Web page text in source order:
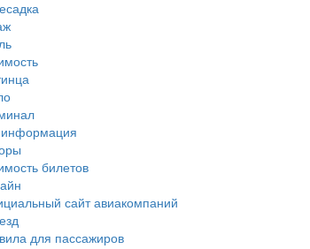
билетов
сайт авиакомпаний
для пассажиров